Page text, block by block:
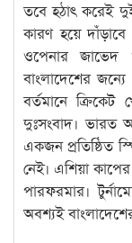
তবে হঠাৎ করেই
কারণ হয়ে দাঁড়াবে
ওপেনার
বাংলাদেশের
বর্তমানে
দুঃসংবাদ। ভারত
একজন প্রতিষ্ঠিত
নেই। এশিয়া
পারফরমার।
অবশ্যই